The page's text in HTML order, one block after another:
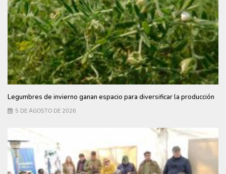
Legumbres de invierno ganan espacio para diversificar la producción
5 DE AGOSTO DE 2026